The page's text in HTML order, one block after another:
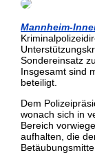
Mannheim-
Sondereinsatz
Insgesamt sind
beteiligt.
Dem
wonach sich in
Bereich
aufhalten, die